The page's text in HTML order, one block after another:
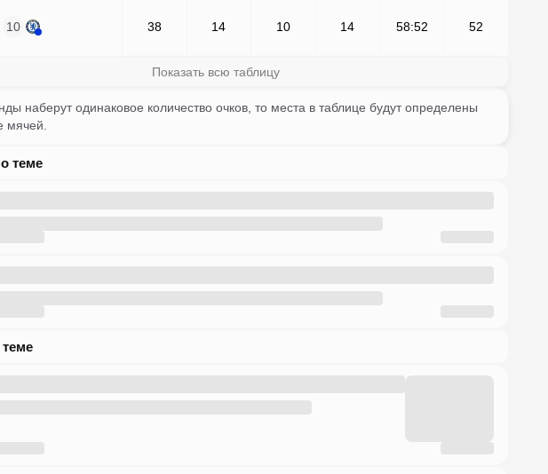
10 38 14 10 14 58:52 52
Показать всю таблицу
наберут одинаковое количество очков, то места в таблице будут определены
мячей.
теме
теме